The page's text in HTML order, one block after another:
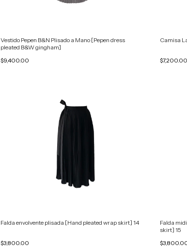
Vestido Pepen B&N Plisado a Mano [Pepen dress
pleated B&W gingham]
$9,400.00
Camisa
$7,200.00
Falda envolvente plisada [Hand pleated wrap skirt] 14
$3,800.00
Falda
skirt] 15